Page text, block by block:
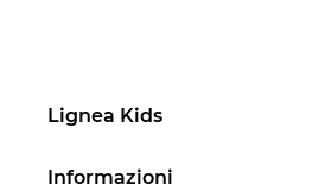
Lignea Kids
Informazioni